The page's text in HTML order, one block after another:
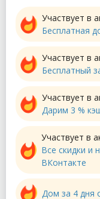
Участвует в
Бесплатная
Участвует в
Бесплатный
Участвует в
Дарим 3 %
Участвует в
Все скидки и
ВКонтакте
Дом за 4 дня